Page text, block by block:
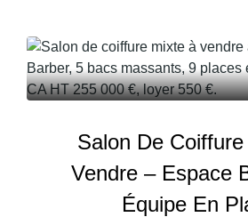
Salon De
Vendre – Espace
Équipe En